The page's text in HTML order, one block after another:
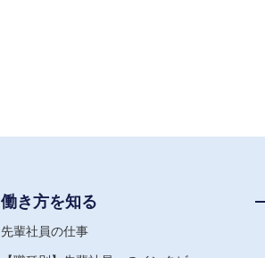
働き方を知る
先輩社員の仕事